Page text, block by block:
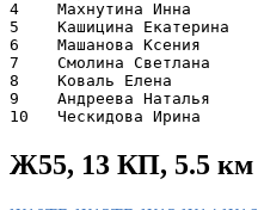
4    Махнутина Инна
5    Кашицина
6    Машанова
7    Смолина
8    Коваль Елена
9    Андреева
Ж55, 13 КП, 5.5 км